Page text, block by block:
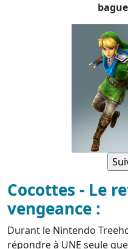
Cocottes - Le
vengeance :
Durant le Nintendo
répondre à UNE seule